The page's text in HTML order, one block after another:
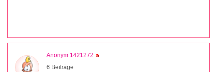
Anonym 1421272
6 Beiträge